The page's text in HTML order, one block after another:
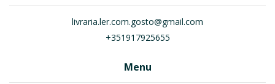
livraria.ler.com.gosto@gmail.com
+351917925655
Menu